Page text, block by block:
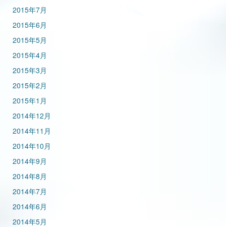
2015年7月
2015年6月
2015年5月
2015年4月
2015年3月
2015年2月
2015年1月
2014年12月
2014年11月
2014年10月
2014年9月
2014年8月
2014年7月
2014年6月
2014年5月